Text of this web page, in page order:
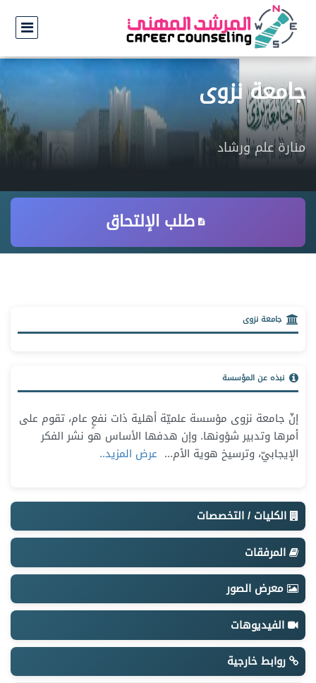
جامعة نزوى
منارة علم ورشاد
طلب الإلتحاق
جامعة نزوى
نبذه عن المؤسسة
إنّ جامعة نزوى مؤسسة علميّة أهلية ذات نفعٍ عام، تقوم على
أمرها وتدبير شؤونها. وإن هدفها الأساس هو نشر الفكر
الإيجابيّ، وترسيخ هوية الأم... عرض المزيد..
الكليات / التخصصات
المرفقات
معرض الصور
الفيديوهات
روابط خارجية